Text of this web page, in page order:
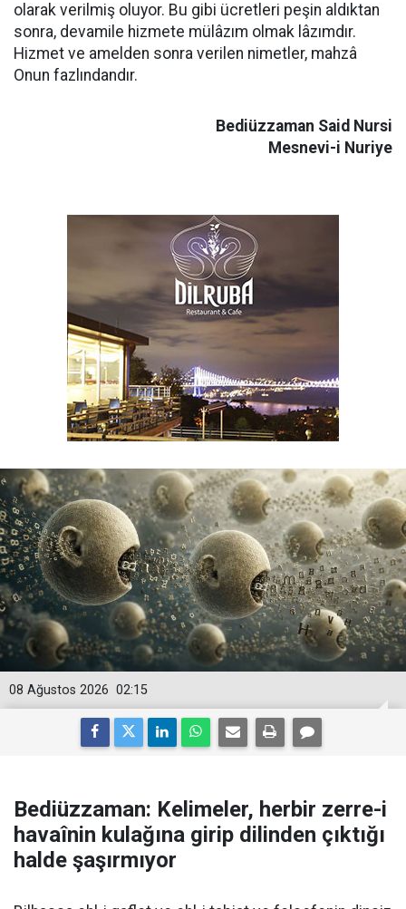
olarak verilmiş oluyor. Bu gibi ücretleri peşin aldıktan
sonra, devamile hizmete mülâzım olmak lâzımdır.
Hizmet ve amelden sonra verilen nimetler, mahzâ
Onun fazlındandır.
Bediüzzaman Said Nursi
Mesnevi-i Nuriye
02:15
08 Ağustos 2026
Bediüzzaman: Kelimeler, herbir zerre-i
havaînin kulağına girip dilinden çıktığı
halde şaşırmıyor